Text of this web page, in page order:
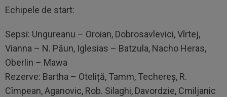
Echipele de start:
Sepsi: Ungureanu – Oroian, Dobrosavlevici, Vîrtej,
Vianna – N. Păun, Iglesias – Batzula, Nacho Heras,
Oberlin – Mawa
Rezerve: Bartha – Oteliță, Tamm, Techereș, R.
Cîmpean, Aganovic, Rob. Silaghi, Davordzie, Cmiljanic